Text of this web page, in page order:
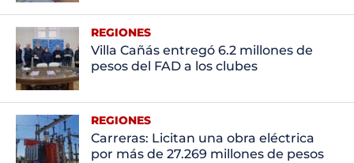
REGIONES
Villa Cañás entregó 6.2 millones de
pesos del FAD a los clubes
REGIONES
Carreras: Licitan una obra eléctrica
por más de 27.269 millones de pesos